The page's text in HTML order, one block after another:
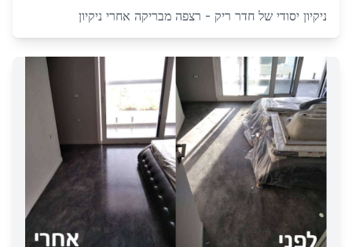
ניקיון יסודי של חדר ריק - רצפה מבריקה אחרי ניקיון